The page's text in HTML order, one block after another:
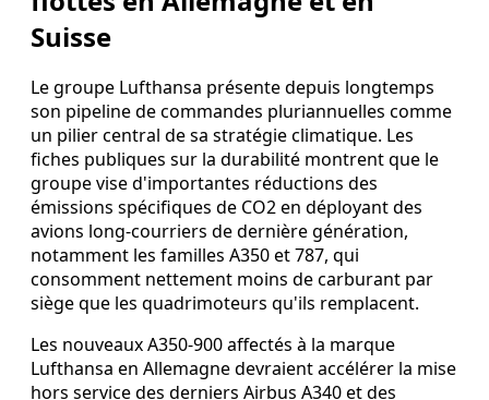
Suisse
Le groupe Lufthansa présente depuis longtemps
son pipeline de commandes pluriannuelles comme
un pilier central de sa stratégie climatique. Les
fiches publiques sur la durabilité montrent que le
groupe vise d'importantes réductions des
émissions spécifiques de CO2 en déployant des
avions long‑courriers de dernière génération,
notamment les familles A350 et 787, qui
consomment nettement moins de carburant par
siège que les quadrimoteurs qu'ils remplacent.
Les nouveaux A350-900 affectés à la marque
Lufthansa en Allemagne devraient accélérer la mise
hors service des derniers Airbus A340 et des